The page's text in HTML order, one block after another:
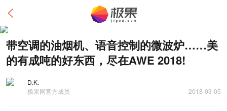
带空调的油烟机、语音控制的微波炉……美
的有成吨的好东西，尽在AWE 2018!
D.K.
极果网官方成员
2018-03-05